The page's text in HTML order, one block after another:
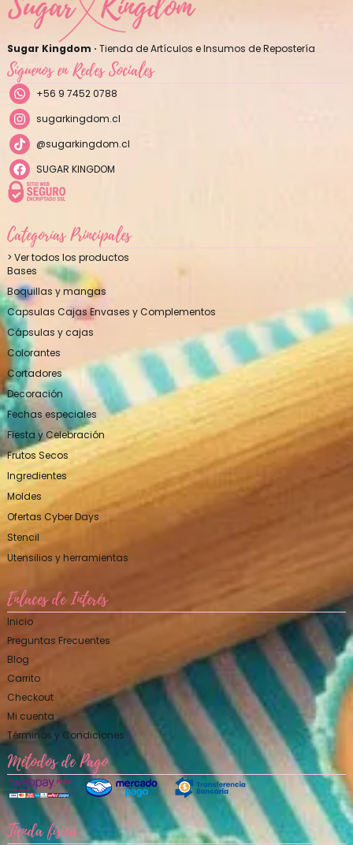
Sugar Kingdom · Tienda de Artículos e Insumos de Repostería
Síguenos en Redes Sociales
+56 9 7452 0788
sugarkingdom.cl
@sugarkingdom.cl
SUGAR KINGDOM
Categorías Principales
> Ver todos los productos
Bases
Boquillas y mangas
Capsulas Cajas Envases y Complementos
Cápsulas y cajas
Colorantes
Cortadores
Decoración
Fechas especiales
Fiesta y Celebración
Frutos Secos
Ingredientes
Moldes
Ofertas Cyber Days
Stencil
Utensilios y herramientas
Enlaces de Interés
Inicio
Preguntas Frecuentes
Blog
Carrito
Checkout
Mi cuenta
Términos y Condiciones
Métodos de Pago
Tienda física